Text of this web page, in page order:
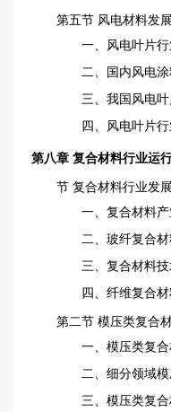
第五节 风电材料发
一、风电叶片行业
二、国内风电涂料
三、我国风电叶片
四、风电叶片行业
第八章 复合材料行业运
节 复合材料行业发
一、复合材料产业
二、玻纤复合材料
三、复合材料技术
四、纤维复合材料
第二节 模压类复合材
一、模压类复合材
二、细分领域模压
三、模压类复合材